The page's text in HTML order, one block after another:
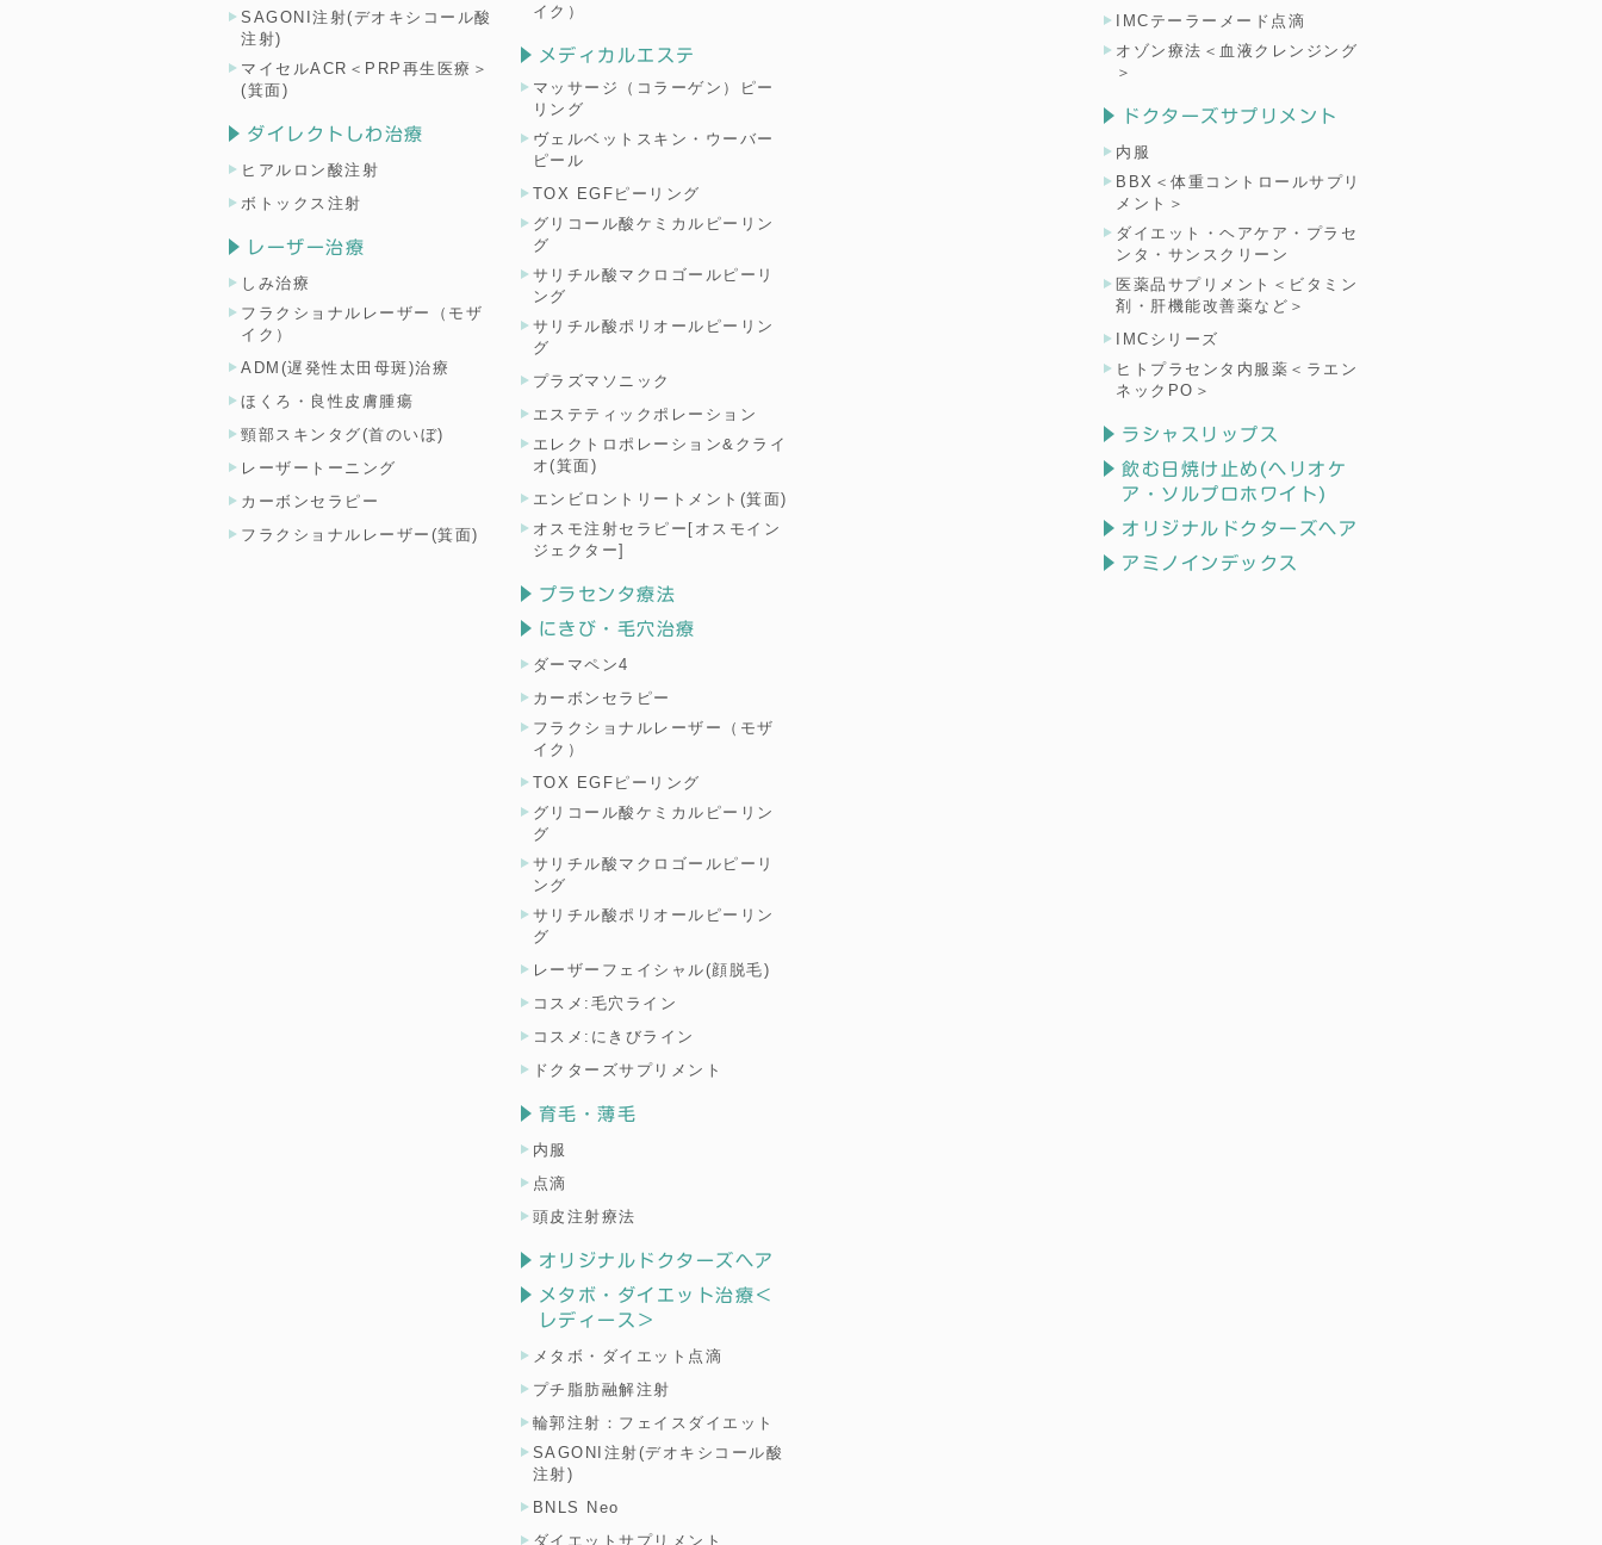
SAGONI注射(デオキシコール酸
注射)
マイセルACR＜PRP再生医療＞
(箕面)
ダイレクトしわ治療
ヒアルロン酸注射
ボトックス注射
レーザー治療
しみ治療
フラクショナルレーザー（モザ
イク）
ADM(遅発性太田母斑)治療
ほくろ・良性皮膚腫瘍
頸部スキンタグ(首のいぼ)
レーザートーニング
カーボンセラピー
フラクショナルレーザー(箕面)
イク）
メディカルエステ
マッサージ（コラーゲン）ピー
リング
ヴェルベットスキン・ウーバー
ピール
TOX EGFピーリング
グリコール酸ケミカルピーリン
グ
サリチル酸マクロゴールピーリ
ング
サリチル酸ポリオールピーリン
グ
プラズマソニック
エステティックポレーション
エレクトロポレーション&クライ
オ(箕面)
エンビロントリートメント(箕面)
オスモ注射セラピー[オスモイン
ジェクター]
プラセンタ療法
にきび・毛穴治療
ダーマペン4
カーボンセラピー
フラクショナルレーザー（モザ
イク）
TOX EGFピーリング
グリコール酸ケミカルピーリン
グ
サリチル酸マクロゴールピーリ
ング
サリチル酸ポリオールピーリン
グ
レーザーフェイシャル(顔脱毛)
コスメ:毛穴ライン
コスメ:にきびライン
ドクターズサプリメント
育毛・薄毛
内服
点滴
頭皮注射療法
オリジナルドクターズヘア
メタボ・ダイエット治療＜
レディース＞
メタボ・ダイエット点滴
プチ脂肪融解注射
輪郭注射：フェイスダイエット
SAGONI注射(デオキシコール酸
注射)
BNLS Neo
ダイエットサプリメント
IMCテーラーメード点滴
オゾン療法＜血液クレンジング
＞
ドクターズサプリメント
内服
BBX＜体重コントロールサプリ
メント＞
ダイエット・ヘアケア・プラセ
ンタ・サンスクリーン
医薬品サプリメント＜ビタミン
剤・肝機能改善薬など＞
IMCシリーズ
ヒトプラセンタ内服薬＜ラエン
ネックPO＞
ラシャスリップス
飲む日焼け止め(ヘリオケ
ア・ソルプロホワイト)
オリジナルドクターズヘア
アミノインデックス